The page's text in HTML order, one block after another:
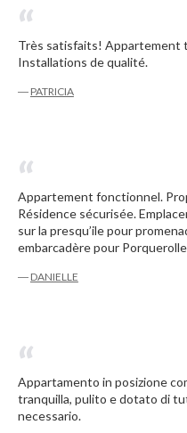
Très satisfaits! Appartement
Installations de qualité.
― PATRICIA
Appartement fonctionnel.
Résidence sécurisée.
sur la presqu’ile pour
embarcadère pour
― DANIELLE
Appartamento in posizione
tranquilla, pulito e dotato di
necessario.